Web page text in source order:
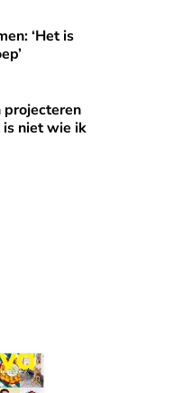
‘Het is stukken
‘Het is
op mij wat ze
projecteren
niet wie ik